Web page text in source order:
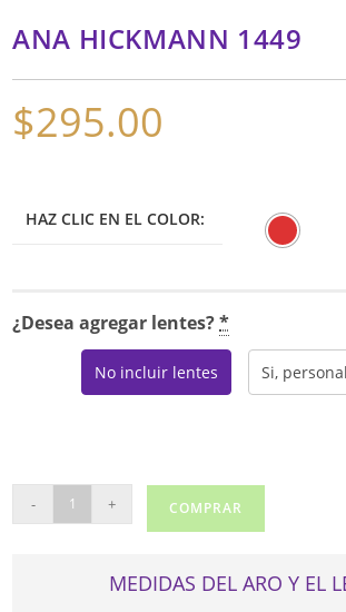
ANA HICKMANN 1449
$295.00
HAZ CLIC EN EL COLOR:
¿Desea agregar lentes?*
No incluir lentes Si,
HICKMANN
- + COMPRAR
MEDIDAS DEL ARO Y EL